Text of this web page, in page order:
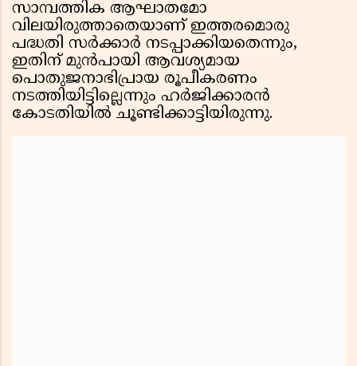
സാമ്പത്തിക ആഘാതമോ
വിലയിരുത്താതെയാണ് ഇത്തരമൊരു
പദ്ധതി സർക്കാർ നടപ്പാക്കിയതെന്നും,
ഇതിന് മുൻപായി ആവശ്യമായ
പൊതുജനാഭിപ്രായ രൂപീകരണം
നടത്തിയിട്ടില്ലെന്നും ഹർജിക്കാരൻ
കോടതിയിൽ ചൂണ്ടിക്കാട്ടിയിരുന്നു.